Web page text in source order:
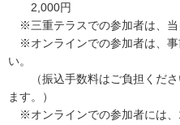
2,000円
※三重テラスでの参加者は、当
※オンラインでの参加者は、事
い。
（振込手数料はご負担くださ
ます。）
※オンラインでの参加者には、